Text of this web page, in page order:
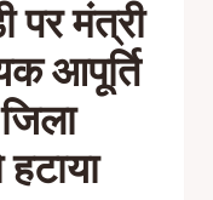
पर मंत्री
आपूर्ति